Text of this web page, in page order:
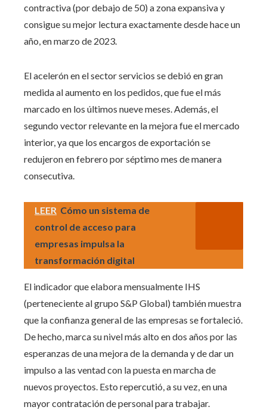
contractiva (por debajo de 50) a zona expansiva y
consigue su mejor lectura exactamente desde hace un
año, en marzo de 2023.
El acelerón en el sector servicios se debió en gran
medida al aumento en los pedidos, que fue el más
marcado en los últimos nueve meses. Además, el
segundo vector relevante en la mejora fue el mercado
interior, ya que los encargos de exportación se
redujeron en febrero por séptimo mes de manera
consecutiva.
LEER Cómo un sistema de
control de acceso para
empresas impulsa la
transformación digital
El indicador que elabora mensualmente IHS
(perteneciente al grupo S&P Global) también muestra
que la confianza general de las empresas se fortaleció.
De hecho, marca su nivel más alto en dos años por las
esperanzas de una mejora de la demanda y de dar un
impulso a las ventad con la puesta en marcha de
nuevos proyectos. Esto repercutió, a su vez, en una
mayor contratación de personal para trabajar.